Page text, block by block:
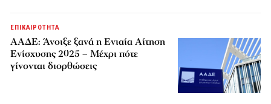
ΕΠΙΚΑΙΡΟΤΗΤΑ
ΑΑΔΕ: Άνοιξε ξανά η Ενιαία Αίτηση
Ενίσχυσης 2025 – Μέχρι πότε
γίνονται διορθώσεις